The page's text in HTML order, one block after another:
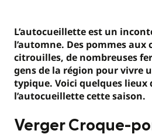
L’autocueillette est un
l’automne. Des pommes aux
citrouilles, de nombreuses
gens de la région pour vivre
typique. Voici quelques
l’autocueillette cette saison.
Verger Croque-